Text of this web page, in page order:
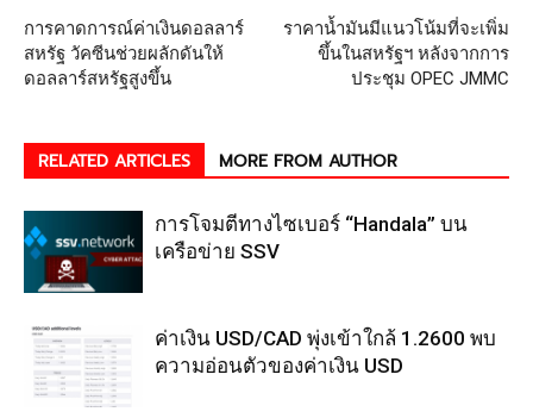
การคาดการณ์ค่าเงินดอลลาร์
สหรัฐ วัคซีนช่วยผลักดันให้
ดอลลาร์สหรัฐสูงขึ้น
ราคาน้ำมันมีแนวโน้มที่จะเพิ่ม
ขึ้นในสหรัฐฯ หลังจากการ
ประชุม OPEC JMMC
RELATED ARTICLES MORE FROM AUTHOR
การโจมตีทางไซเบอร์ “Handala” บน
เครือข่าย SSV
ค่าเงิน USD/CAD พุ่งเข้าใกล้ 1.2600 พบ
ความอ่อนตัวของค่าเงิน USD